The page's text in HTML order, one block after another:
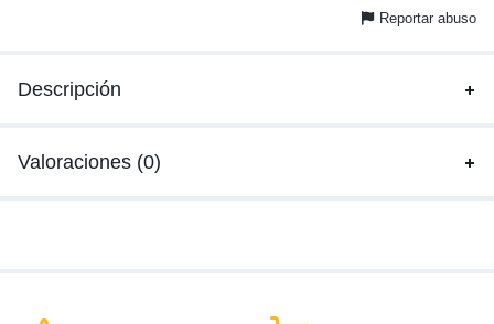
Reportar abuso
Descripción
Valoraciones (0)